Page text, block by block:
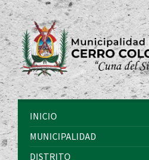
INICIO
MUNICIPALIDAD
DISTRITO